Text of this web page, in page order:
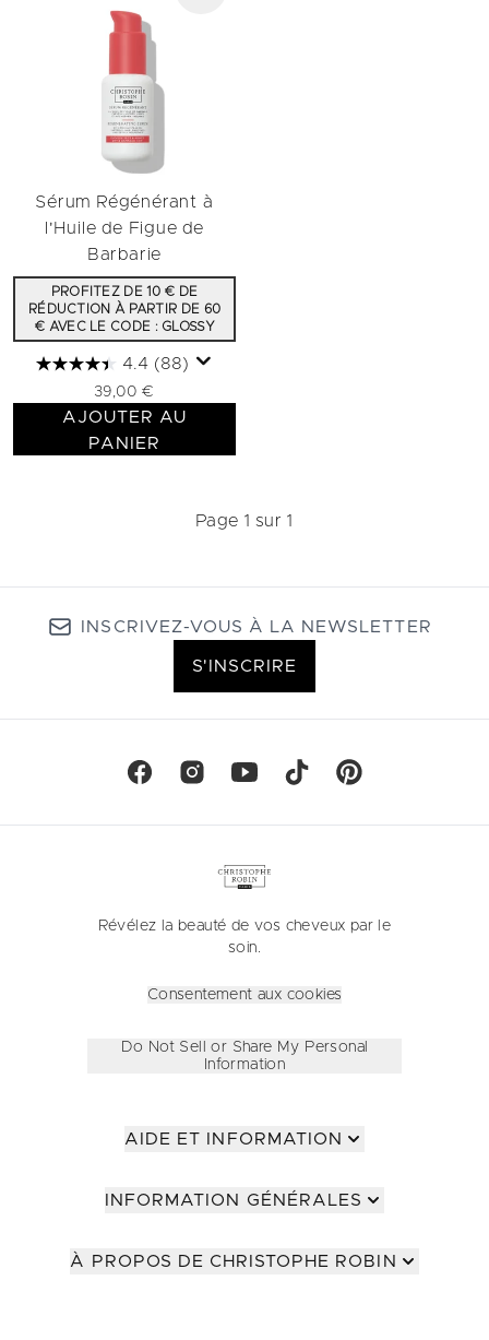
Sérum Régénérant à
l'Huile de Figue de
Barbarie
PROFITEZ DE 10 € DE
RÉDUCTION À PARTIR DE 60
€ AVEC LE CODE : GLOSSY
4.4 (88)
39,00 €
AJOUTER AU
PANIER
Page 1 sur 1
INSCRIVEZ-VOUS À LA NEWSLETTER
S'INSCRIRE
Révélez la beauté de vos cheveux par le
soin.
Consentement aux cookies
Do Not Sell or Share My Personal
Information
AIDE ET INFORMATION
INFORMATION GÉNÉRALES
À PROPOS DE CHRISTOPHE ROBIN